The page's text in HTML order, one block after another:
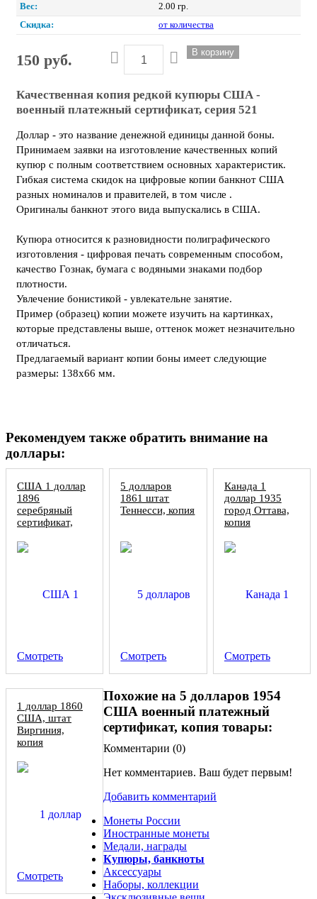
Вес:
2.00 гр.
Скидка:
от количества
150 руб.
Качественная копия редкой купюры США -
военный платежный сертификат, серия 521
Доллар - это название денежной единицы данной боны.
Принимаем заявки на изготовление качественных копий
купюр с полным соответствием основных характеристик.
Гибкая система скидок на цифровые копии банкнот США
разных номиналов и правителей, в том числе .
Оригиналы банкнот этого вида выпускались в США.
Купюра относится к разновидности полиграфического
изготовления - цифровая печать современным способом,
качество Гознак, бумага с водяными знаками подбор
плотности.
Увлечение бонистикой - увлекательне занятие.
Пример (образец) копии можете изучить на картинках,
которые представлены выше, оттенок может незначительно
отличаться.
Предлагаемый вариант копии боны имеет следующие
размеры: 138х66 мм.
Рекомендуем также обратить внимание на
доллары:
США 1 доллар
1896
серебряный
сертификат,
Смотреть
5 долларов
1861 штат
Теннесси, копия
Смотреть
Канада 1
доллар 1935
город Оттава,
копия
Смотреть
1 доллар 1860
США, штат
Виргиния,
копия
Смотреть
Похожие на 5 долларов 1954
США военный платежный
сертификат, копия товары:
Комментарии (0)
Нет комментариев. Ваш будет первым!
Добавить комментарий
Монеты России
Иностранные монеты
Медали, награды
Купюры, банкноты
Аксессуары
Наборы, коллекции